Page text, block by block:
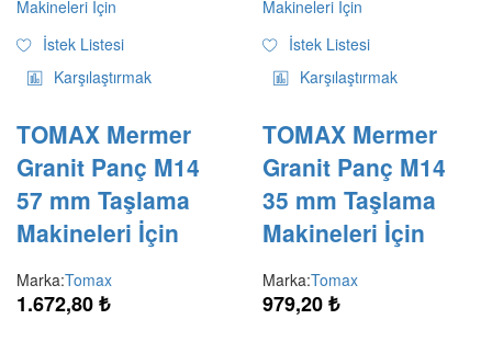
İstek Listesi
Karşılaştırmak
TOMAX Mermer
Granit Panç M14
57 mm Taşlama
Makineleri İçin
Marka:Tomax
1.672,80₺
İstek Listesi
Karşılaştırmak
TOMAX Mermer
Granit Panç M14
35 mm Taşlama
Makineleri İçin
Marka:Tomax
979,20₺